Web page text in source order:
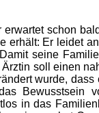
erwartet schon
erhält: Er leidet
seine
soll einen
wurde,
Bewusstsein
in das